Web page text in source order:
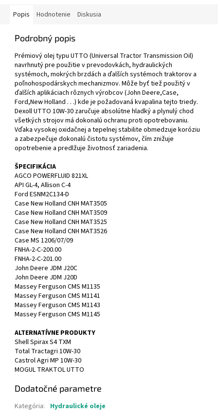
Popis Hodnotenie Diskusia
Podrobný popis
Prémiový olej typu UTTO (Universal Tractor Transmission Oil)
navrhnutý pre použitie v prevodovkách, hydraulických
systémoch, mokrých brzdách a ďalších systémoch traktorov a
poľnohospodárskych mechanizmov. Môže byť tiež použitý v
ďalších aplikáciach rôznych výrobcov (John Deere,Case,
Ford,New Holland . . .) kde je požadovaná kvapalina tejto triedy.
Dexoll UTTO 10W-30 zaručuje absolútne hladký a plynulý chod
všetkých strojov má dokonalú ochranu proti opotrebovaniu.
Vďaka vysokej oxidačnej a tepelnej stabilite obmedzuje koróziu
a zabezpečuje dokonalú čistotu systémov, čím znižuje
opotrebenie a predlžuje životnosť zariadenia.
ŠPECIFIKÁCIA
AGCO POWERFLUID 821XL
API GL-4, Allison C-4
Ford ESNM2C134-D
Case New Holland CNH MAT3505
Case New Holland CNH MAT3509
Case New Holland CNH MAT3525
Case New Holland CNH MAT3526
Case MS 1206/07/09
FNHA-2-C-200.00
FNHA-2-C-201.00
John Deere JDM J20C
John Deere JDM J20D
Massey Ferguson CMS M1135
Massey Ferguson CMS M1141
Massey Ferguson CMS M1143
Massey Ferguson CMS M1145
ALTERNATÍVNE PRODUKTY
Shell Spirax S4 TXM
Total Tractagri 10W-30
Castrol Agri MP 10W-30
MOGUL TRAKTOL UTTO
Dodatočné parametre
Kategória:
Hydraulické oleje